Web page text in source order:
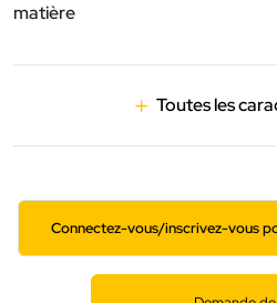
matière
Toutes les
Connectez-vous/inscrivez-vous